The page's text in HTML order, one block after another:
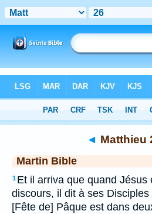
> Matthieu 26
◄ Matthieu
Martin Bible
1 Et il arriva que quand Jésus
discours, il dit à ses Disciples
[Fête de] Pâque est dans